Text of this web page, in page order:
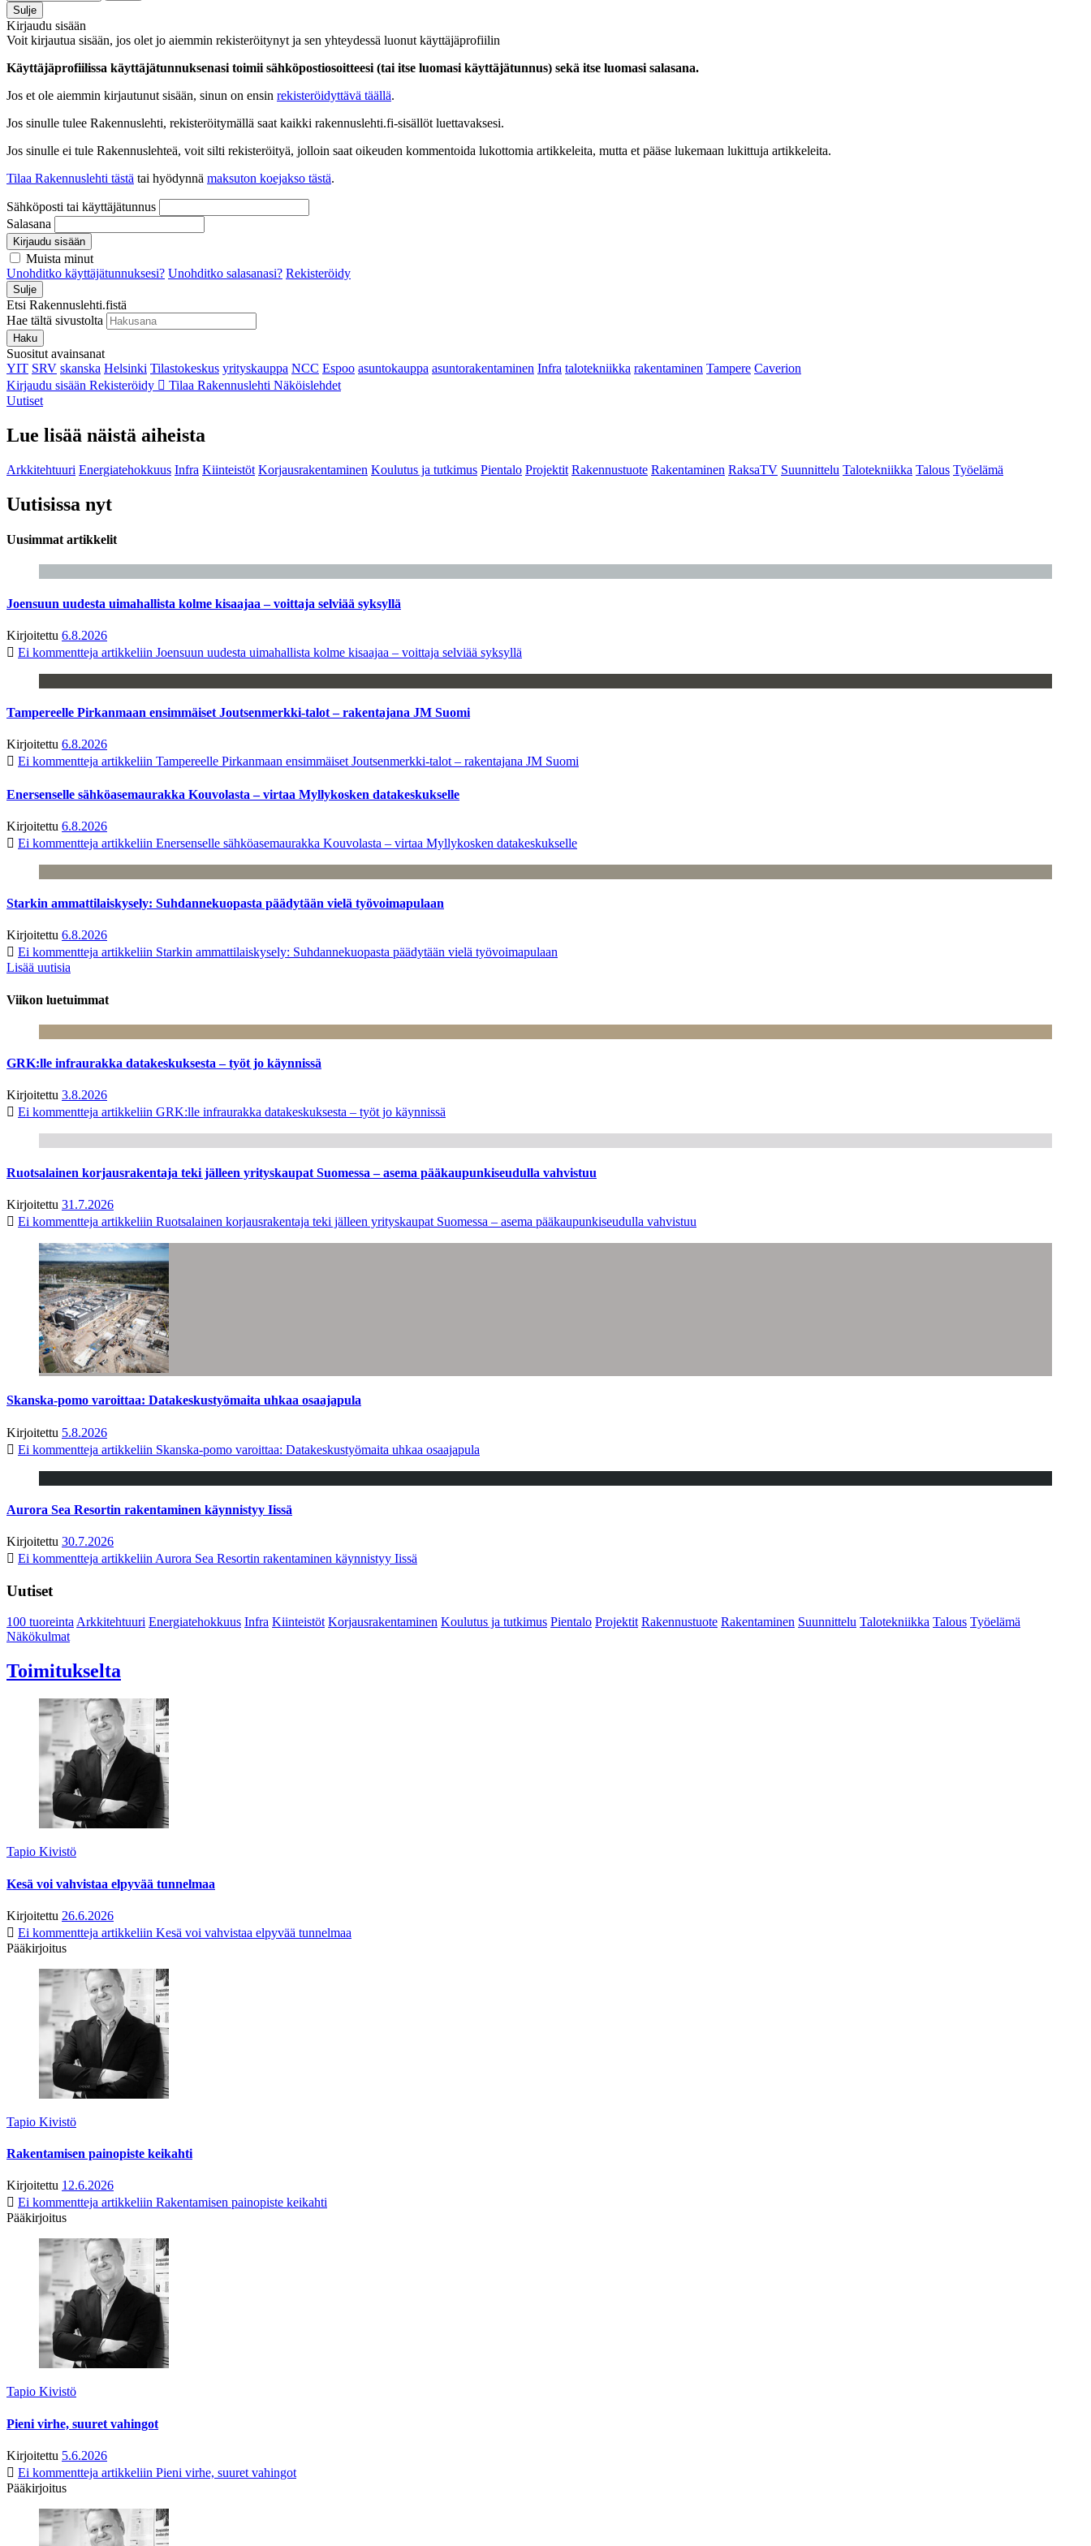
Sulje
Kirjaudu sisään
Voit kirjautua sisään, jos olet jo aiemmin rekisteröitynyt ja sen yhteydessä luonut käyttäjäprofiilin
Käyttäjäprofiilissa käyttäjätunnuksenasi toimii sähköpostiosoitteesi (tai itse luomasi käyttäjätunnus) sekä itse luomasi salasana.
Jos et ole aiemmin kirjautunut sisään, sinun on ensin rekisteröidyttävä täällä.
Jos sinulle tulee Rakennuslehti, rekisteröitymällä saat kaikki rakennuslehti.fi-sisällöt luettavaksesi.
Jos sinulle ei tule Rakennuslehteä, voit silti rekisteröityä, jolloin saat oikeuden kommentoida lukottomia artikkeleita, mutta et pääse lukemaan lukittuja artikkeleita.
Tilaa Rakennuslehti tästä tai hyödynnä maksuton koejakso tästä.
Sähköposti tai käyttäjätunnus
Salasana
Kirjaudu sisään
Muista minut
Unohditko käyttäjätunnuksesi? Unohditko salasanasi? Rekisteröidy
Sulje
Etsi Rakennuslehti.fistä
Hae tältä sivustolta
Haku
Suositut avainsanat
YIT SRV skanska Helsinki Tilastokeskus yrityskauppa NCC Espoo asuntokauppa asuntorakentaminen Infra talotekniikka rakentaminen Tampere Caverion
Kirjaudu sisään Rekisteröidy Tilaa Rakennuslehti Näköislehdet
Uutiset
Lue lisää näistä aiheista
Arkkitehtuuri Energiatehokkuus Infra Kiinteistöt Korjausrakentaminen Koulutus ja tutkimus Pientalo Projektit Rakennustuote Rakentaminen RaksaTV Suunnittelu Talotekniikka Talous Työelämä
Uutisissa nyt
Uusimmat artikkelit
Joensuun uudesta uimahallista kolme kisaajaa – voittaja selviää syksyllä
Kirjoitettu 6.8.2026
Ei kommentteja artikkeliin Joensuun uudesta uimahallista kolme kisaajaa – voittaja selviää syksyllä
Tampereelle Pirkanmaan ensimmäiset Joutsenmerkki-talot – rakentajana JM Suomi
Kirjoitettu 6.8.2026
Ei kommentteja artikkeliin Tampereelle Pirkanmaan ensimmäiset Joutsenmerkki-talot – rakentajana JM Suomi
Enersenselle sähköasemaurakka Kouvolasta – virtaa Myllykosken datakeskukselle
Kirjoitettu 6.8.2026
Ei kommentteja artikkeliin Enersenselle sähköasemaurakka Kouvolasta – virtaa Myllykosken datakeskukselle
Starkin ammattilaiskysely: Suhdannekuopasta päädytään vielä työvoimapulaan
Kirjoitettu 6.8.2026
Ei kommentteja artikkeliin Starkin ammattilaiskysely: Suhdannekuopasta päädytään vielä työvoimapulaan
Lisää uutisia
Viikon luetuimmat
GRK:lle infraurakka datakeskuksesta – työt jo käynnissä
Kirjoitettu 3.8.2026
Ei kommentteja artikkeliin GRK:lle infraurakka datakeskuksesta – työt jo käynnissä
Ruotsalainen korjausrakentaja teki jälleen yrityskaupat Suomessa – asema pääkaupunkiseudulla vahvistuu
Kirjoitettu 31.7.2026
Ei kommentteja artikkeliin Ruotsalainen korjausrakentaja teki jälleen yrityskaupat Suomessa – asema pääkaupunkiseudulla vahvistuu
Skanska-pomo varoittaa: Datakeskustyömaita uhkaa osaajapula
Kirjoitettu 5.8.2026
Ei kommentteja artikkeliin Skanska-pomo varoittaa: Datakeskustyömaita uhkaa osaajapula
Aurora Sea Resortin rakentaminen käynnistyy Iissä
Kirjoitettu 30.7.2026
Ei kommentteja artikkeliin Aurora Sea Resortin rakentaminen käynnistyy Iissä
Uutiset
100 tuoreintaArkkitehtuuri Energiatehokkuus Infra Kiinteistöt Korjausrakentaminen Koulutus ja tutkimus Pientalo Projektit Rakennustuote Rakentaminen Suunnittelu Talotekniikka Talous Työelämä
Näkökulmat
Toimitukselta
Tapio Kivistö
Kesä voi vahvistaa elpyvää tunnelmaa
Kirjoitettu 26.6.2026
Ei kommentteja artikkeliin Kesä voi vahvistaa elpyvää tunnelmaa
Pääkirjoitus
Tapio Kivistö
Rakentamisen painopiste keikahti
Kirjoitettu 12.6.2026
Ei kommentteja artikkeliin Rakentamisen painopiste keikahti
Pääkirjoitus
Tapio Kivistö
Pieni virhe, suuret vahingot
Kirjoitettu 5.6.2026
Ei kommentteja artikkeliin Pieni virhe, suuret vahingot
Pääkirjoitus